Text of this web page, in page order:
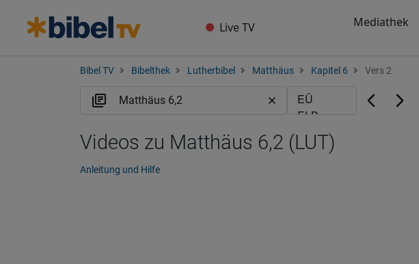
Live TV Mediathek
Bibel TV Bibelthek Lutherbibel Matthäus Kapitel 6 Vers 2
Videos zu Matthäus 6,2 (LUT)
Anleitung und Hilfe